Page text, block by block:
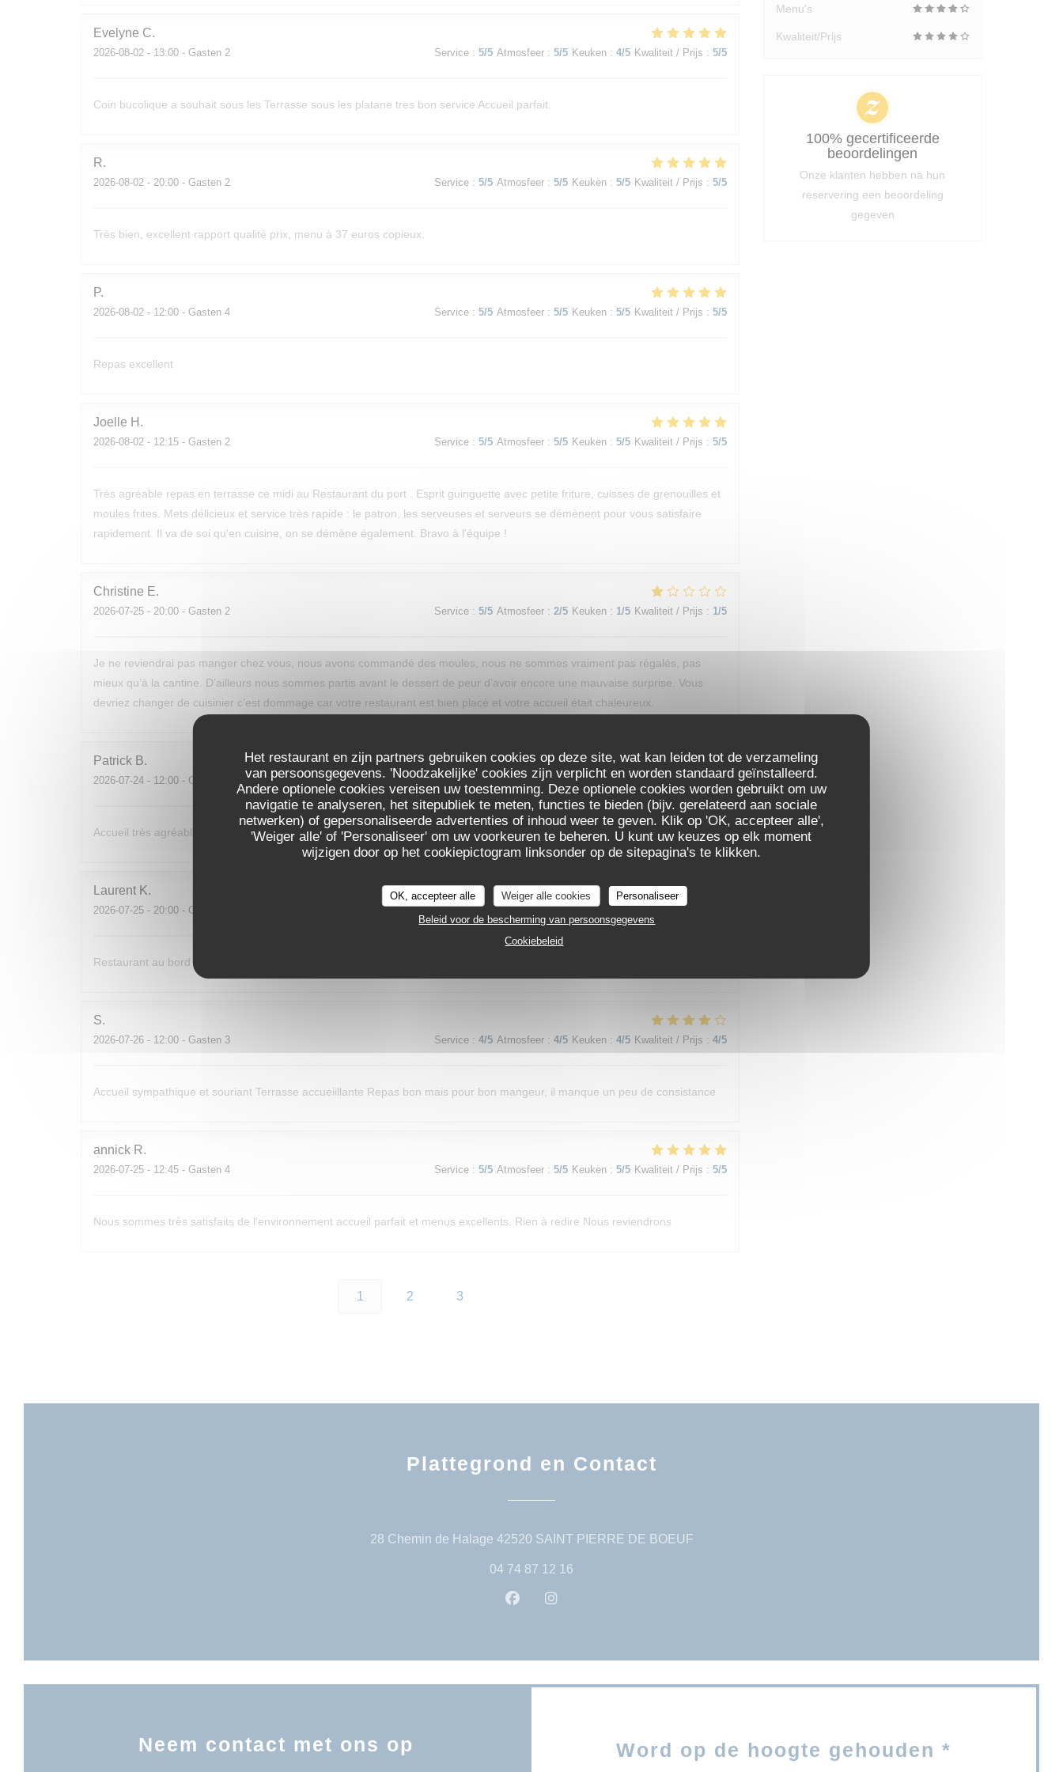
Het restaurant en zijn partners gebruiken cookies op deze site, wat kan leiden tot de verzameling
van persoonsgegevens. 'Noodzakelijke' cookies zijn verplicht en worden standaard geïnstalleerd.
Andere optionele cookies vereisen uw toestemming. Deze optionele cookies worden gebruikt om uw
navigatie te analyseren, het sitepubliek te meten, functies te bieden (bijv. gerelateerd aan sociale
netwerken) of gepersonaliseerde advertenties of inhoud weer te geven. Klik op 'OK, accepteer alle',
'Weiger alle' of 'Personaliseer' om uw voorkeuren te beheren. U kunt uw keuzes op elk moment
wijzigen door op het cookiepictogram linksonder op de sitepagina's te klikken.
OK, accepteer alle Weiger alle cookies
Personaliseer
Beleid voor de bescherming van persoonsgegevens
Cookiebeleid
Evelyne C
2026-08-02 - 13:00 - Gasten 2 Service: 5/5 Atmosfeer: 5/5 Keuken: 4/5 Kwaliteit / Prijs : 5/5
Coin bucolique a souhait sous les Terrasse sous les platane tres bon service Accueil parfait.
R
2026-08-02 - 20:00 - Gasten 2 Service: 5/5 Atmosfeer: 5/5 Keuken: 5/5 Kwaliteit / Prijs : 5/5
Très bien, excellent rapport qualité prix, menu à 37 euros copieux.
P
2026-08-02 - 12:00 - Gasten 4 Service: 5/5 Atmosfeer: 5/5 Keuken: 5/5 Kwaliteit / Prijs : 5/5
Repas excellent
Joelle H
2026-08-02 - 12:15 - Gasten 2 Service: 5/5 Atmosfeer: 5/5 Keuken: 5/5 Kwaliteit / Prijs : 5/5
Très agréable repas en terrasse ce midi au Restaurant du port . Esprit guinguette avec petite friture, cuisses de grenouilles et
moules frites. Mets délicieux et service très rapide : le patron, les serveuses et serveurs se démènent pour vous satisfaire
rapidement. Il va de soi qu'en cuisine, on se démène également. Bravo à l'équipe !
Christine E
2026-07-25 - 20:00 - Gasten 2 Service: 5/5 Atmosfeer: 2/5 Keuken: 1/5 Kwaliteit / Prijs : 1/5
Je ne reviendrai pas manger chez vous, nous avons commandé des moules, nous ne sommes vraiment pas régalés, pas
mieux qu’à la cantine. D’ailleurs nous sommes partis avant le dessert de peur d’avoir encore une mauvaise surprise. Vous
devriez changer de cuisinier c’est dommage car votre restaurant est bien placé et votre accueil était chaleureux.
Patrick B
2026-07-24 - 12:00 - Gasten 1 Service: 4/5 Atmosfeer: 4/5 Keuken: 4 /5 Kwaliteit / Prijs: 4/5
Accueil très agréable,. Je reviendrai avec beaucoup de plaisir.
Laurent K
2026-07-25 - 20:00 - Gasten 2 Service: 5 Atmosfeer: 4/5 Keuken
Restaurant au bord de l’eau. Très bon accueil.
S
2026-07-26 - 12:00 - Gasten 3 Service: 4/5 Atmosfeer: 4/5 Keuken: 4/5 Kwaliteit / Prijs : 4/5
Accueil sympathique et souriant Terrasse accueiillante Repas bon mais pour bon mangeur, il manque un peu de consistance
annick R
2026-07-25 - 12:45 - Gasten 4 Service: 5/5 Atmosfeer: 5/5 Keuken: 5/5 Kwaliteit / Prijs : 5/5
Nous sommes très satisfaits de l'environnement accueil parfait et menus excellents. Rien à redire Nous reviendrons
1 2 3
Menu's
Kwaliteit/Prijs
100% gecertificeerde
beoordelingen
Onze klanten hebben na hun
reservering een beoordeling
gegeven
Plattegrond en Contact
28 Chemin de Halage 42520 SAINT PIERRE DE BOEUF((opent in een nieuw venster))
04 74 87 12 16
Facebook ((opent in een nieuw venster))
Neem contact met ons op Word op de hoogte gehouden *